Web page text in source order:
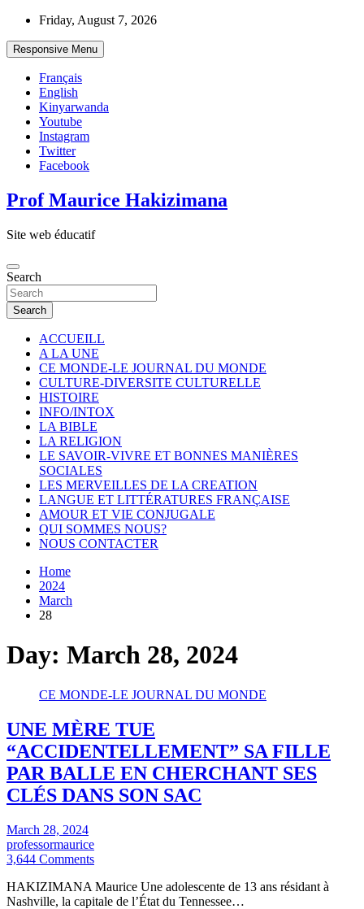
Skip
content
Friday, August 7, 2026
Responsive Menu
Français
English
Kinyarwanda
Youtube
Instagram
Twitter
Facebook
Prof Maurice Hakizimana
Site web éducatif
Search
Search
ACCUEILL
A LA UNE
CE MONDE-LE JOURNAL DU MONDE
CULTURE-DIVERSITE CULTURELLE
HISTOIRE
INFO/INTOX
LA BIBLE
LA RELIGION
LE SAVOIR-VIVRE ET BONNES MANIÈRES
SOCIALES
LES MERVEILLES DE LA CREATION
LANGUE ET LITTÉRATURES FRANÇAISE
AMOUR ET VIE CONJUGALE
QUI SOMMES NOUS?
NOUS CONTACTER
Home
2024
March
28
Day: March 28, 2024
CE MONDE-LE JOURNAL DU MONDE
UNE MÈRE TUE
“ACCIDENTELLEMENT” SA FILLE
PAR BALLE EN CHERCHANT SES
CLÉS DANS SON SAC
March 28, 2024
professormaurice
3,644 Comments
HAKIZIMANA Maurice Une adolescente de 13 ans résidant à
Nashville, la capitale de l’État du Tennessee…